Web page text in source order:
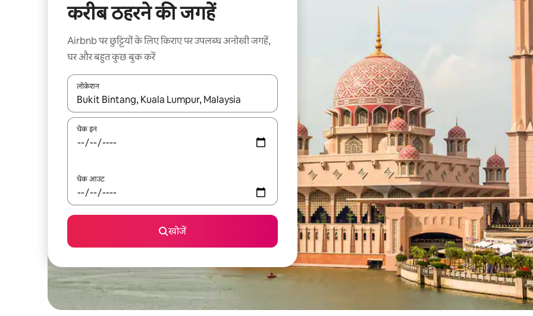
करीब ठहरने की जगहें
Airbnb पर छुट्टियों के लिए किराए पर उपलब्ध अनोखी जगहें,
घर और बहुत कुछ बुक करें
लोकेशन
नतीजों के उपलब्ध होने पर, अप और डाउन 'ऐरो की' का इस्तेमाल करके नेविगेट करें या टच या फिर स्वाइप जेस्चर का इस्तेमाल करके एक्सप्लोर करें।
चेक इन
चेक आउट
खोजें